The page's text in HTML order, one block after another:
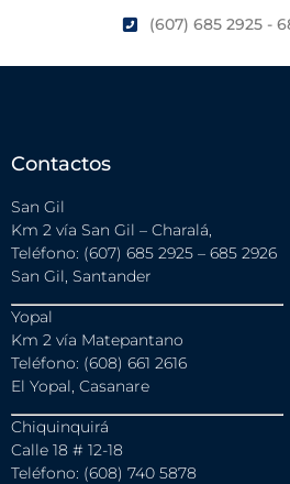
(607) 685 2925 -
Contactos
San Gil
Km 2 vía San Gil – Charalá,
Teléfono: (607) 685 2925 – 685 2926
San Gil, Santander
Yopal
Km 2 vía Matepantano
Teléfono: (608) 661 2616
El Yopal, Casanare
Chiquinquirá
Calle 18 # 12-18
Teléfono: (608) 740 5878